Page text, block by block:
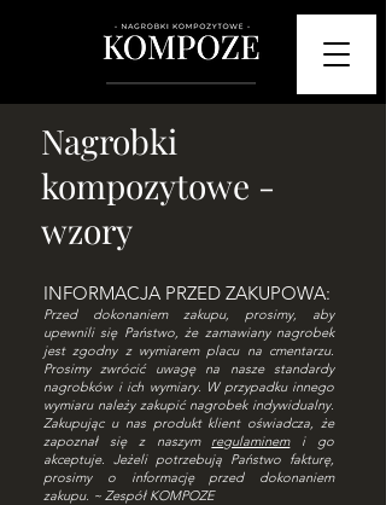
Nagrobki
kompozytowe -
wzory
INFORMACJA PRZED ZAKUPOWA:
Przed dokonaniem zakupu, prosimy, aby
upewnili się Państwo, że zamawiany nagrobek
jest zgodny z wymiarem placu na cmentarzu.
Prosimy zwrócić uwagę na nasze standardy
nagrobków i ich wymiary. W przypadku innego
wymiaru należy zakupić nagrobek indywidualny.
Zakupując u nas produkt klient oświadcza, że
zapoznał się z naszym regulaminemi go
akceptuje. Jeżeli potrzebują Państwo fakturę,
prosimy o informację przed dokonaniem
zakupu. ~ Zespół KOMPOZE